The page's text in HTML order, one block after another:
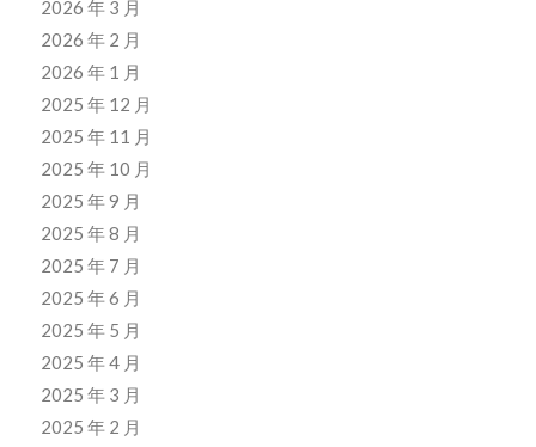
2026 年 3 月
2026 年 2 月
2026 年 1 月
2025 年 12 月
2025 年 11 月
2025 年 10 月
2025 年 9 月
2025 年 8 月
2025 年 7 月
2025 年 6 月
2025 年 5 月
2025 年 4 月
2025 年 3 月
2025 年 2 月